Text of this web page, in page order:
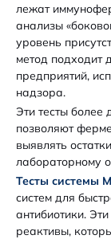
лежат
анализы
уровень
метод подходит
предприятий,
надзора.
Эти тесты более
позволяют
выявлять
лабораторному
Тесты системы
систем для
антибиотики.
реактивы,